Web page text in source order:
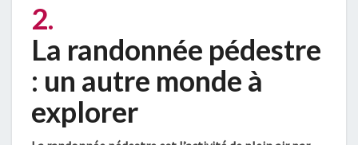
2.
La randonnée pédestre
: un autre monde à
explorer